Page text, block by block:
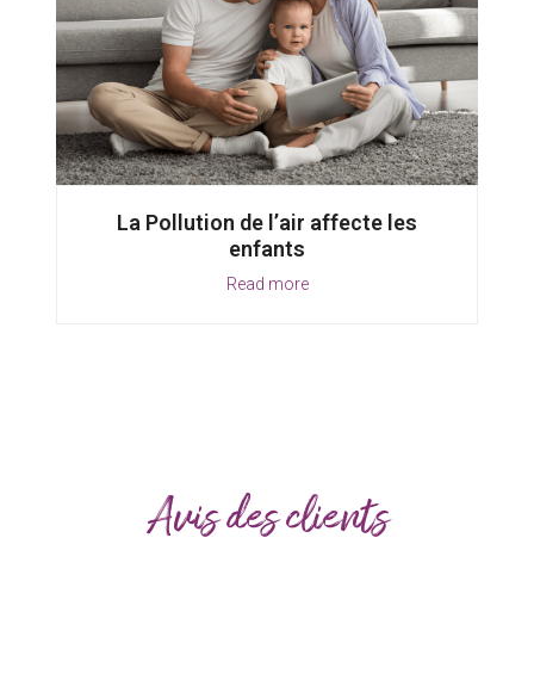
La Pollution de l’air affecte les
enfants
Read more
Avis des clients